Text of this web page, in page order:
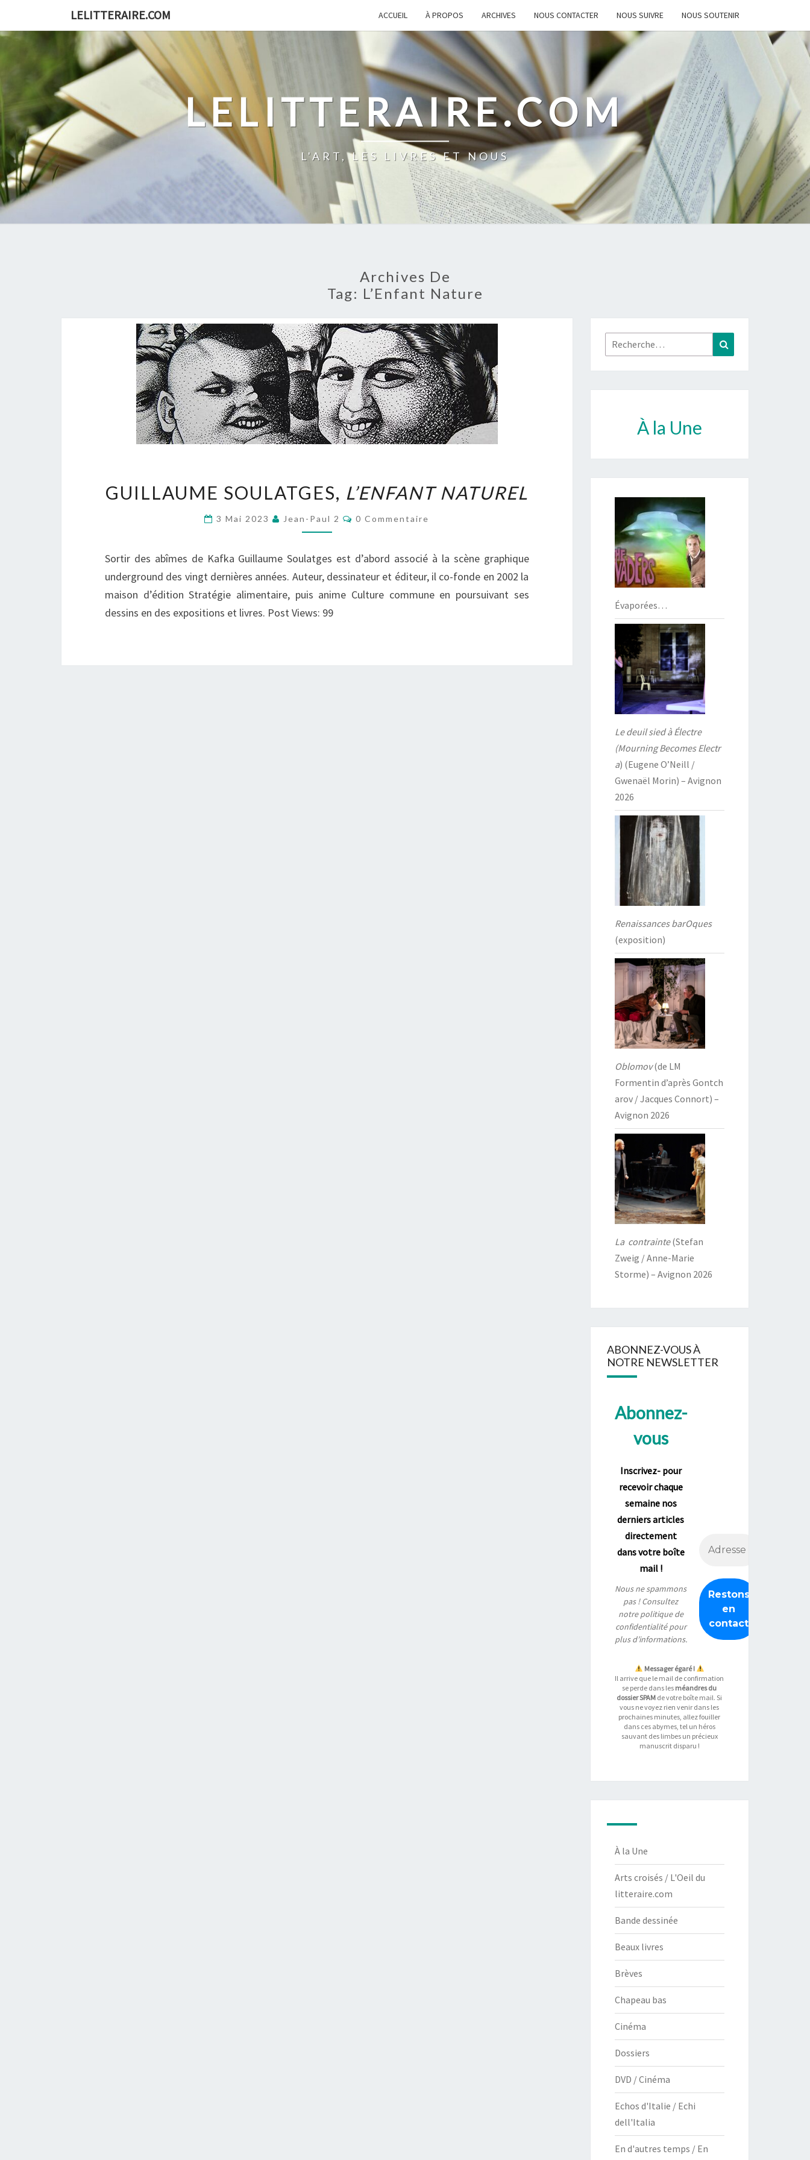
content
LELITTERAIRE.COM ACCUEIL À PROPOS ARCHIVES NOUS CONTACTER NOUS SUIVRE NOUS SOUTENIR
LELITTERAIRE.COM
L'ART, LES LIVRES ET NOUS
Archives De
Tag: L’Enfant Nature
SOULATGES,
L’ENFANT
NATUREL
GUILLAUME SOULATGES, L’ENFANT NATUREL
3 Mai 2023 Jean-Paul 2 Commentaires
0 Commentaire
Sortir des abîmes de Kafka Guillaume Soulatges est d’abord associé à la scène graphique
underground des vingt dernières années. Auteur, dessinateur et éditeur, il co-fonde en 2002 la
maison d’édition Stratégie alimentaire, puis anime Culture commune en poursuivant ses
dessins en des expositions et livres. Post Views: 99
Rechercher :
À la Une
Évaporées…
Le deuil sied à Électre
(Mourning Becomes Electr
a) (Eugene O’Neill /
Gwenaël Morin) – Avignon
2026
Renaissances barOques
(exposition)
Oblomov(de LM
Formentin d’après Gontch
arov / Jacques Connort) –
Avignon 2026
La contrainte(Stefan
Zweig / Anne-Marie
Storme) – Avignon 2026
ABONNEZ-VOUS À
NOTRE NEWSLETTER
Abonnez-
vous
Inscrivez- pour
recevoir chaque
semaine nos
derniers articles
directement
dans votre boîte
mail !
Nous ne spammons
pas ! Consultez
notrepolitique de
confidentialitépour
plus d’informations.
Messager égaré !
Il arrive que le mail de confirmation
se perde dans les méandres du
dossier SPAM de votre boîte mail. Si
vous ne voyez rien venir dans les
prochaines minutes, allez fouiller
dans ces abymes, tel un héros
sauvant des limbes un précieux
manuscrit disparu !
À la Une
Arts croisés / L'Oeil du
litteraire.com
Bande dessinée
Beaux livres
Brèves
Chapeau bas
Cinéma
Dossiers
DVD / Cinéma
Echos d'Italie / Echi
dell'Italia
En d'autres temps / En